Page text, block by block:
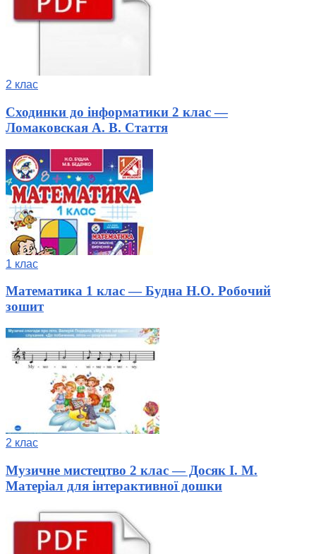
2 клас
Сходинки до інформатики 2 клас —
Ломаковская А. В. Стаття
1 клас
Математика 1 клас — Будна Н.О. Робочий
зошит
2 клас
Музичне мистецтво 2 клас — Досяк І. М.
Матеріал для інтерактивної дошки